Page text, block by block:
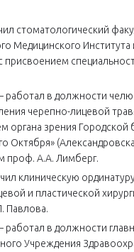
стоматологический
Медицинского Института
присвоением
работал в должности
черепно-лицевой
органа зрения
Октября»
проф. А.А. Лимберг.
клиническую
и пластической
Павлова.
работал в должности
Учреждения